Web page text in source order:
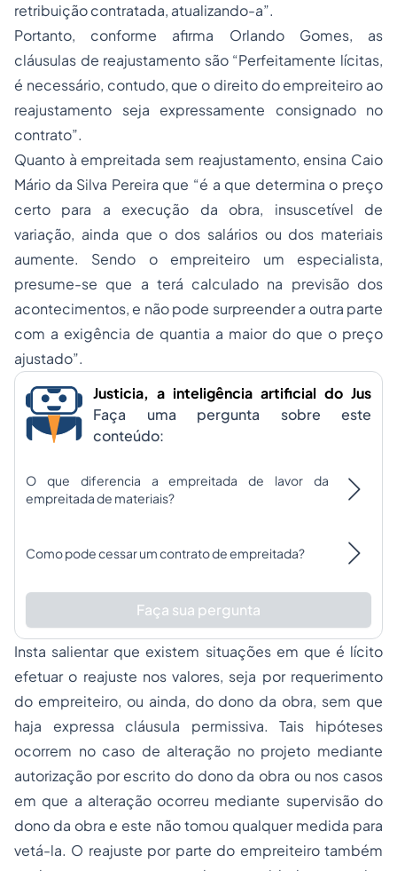
retribuição contratada, atualizando-a”.
Portanto, conforme afirma Orlando Gomes, as
cláusulas de reajustamento são “Perfeitamente lícitas,
é necessário, contudo, que o direito do empreiteiro ao
reajustamento seja expressamente consignado no
contrato”.
Quanto à empreitada sem reajustamento, ensina Caio
Mário da Silva Pereira que “é a que determina o preço
certo para a execução da obra, insuscetível de
variação, ainda que o dos salários ou dos materiais
aumente. Sendo o empreiteiro um especialista,
presume-se que a terá calculado na previsão dos
acontecimentos, e não pode surpreender a outra parte
com a exigência de quantia a maior do que o preço
ajustado”.
Justicia, a inteligência artificial do Jus
Faça uma pergunta sobre este
conteúdo:
O que diferencia a empreitada de lavor da
empreitada de materiais?
Como pode cessar um contrato de empreitada?
Faça sua pergunta
Insta salientar que existem situações em que é lícito
efetuar o reajuste nos valores, seja por requerimento
do empreiteiro, ou ainda, do dono da obra, sem que
haja expressa cláusula permissiva. Tais hipóteses
ocorrem no caso de alteração no projeto mediante
autorização por escrito do dono da obra ou nos casos
em que a alteração ocorreu mediante supervisão do
dono da obra e este não tomou qualquer medida para
vetá-la. O reajuste por parte do empreiteiro também